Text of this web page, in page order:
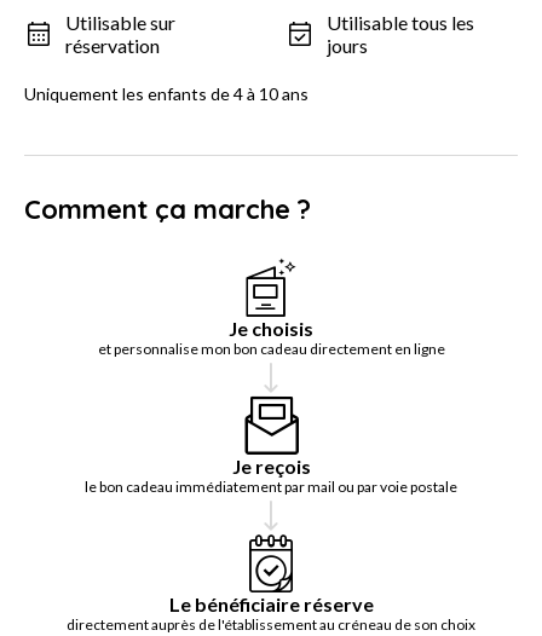
Utilisable sur
réservation
Utilisable tous les
jours
Uniquement les enfants de 4 à 10 ans
Comment ça marche ?
Je choisis
et personnalise mon bon cadeau directement en ligne
Je reçois
le bon cadeau immédiatement par mail ou par voie postale
Le bénéficiaire réserve
directement auprès de l'établissement au créneau de son choix